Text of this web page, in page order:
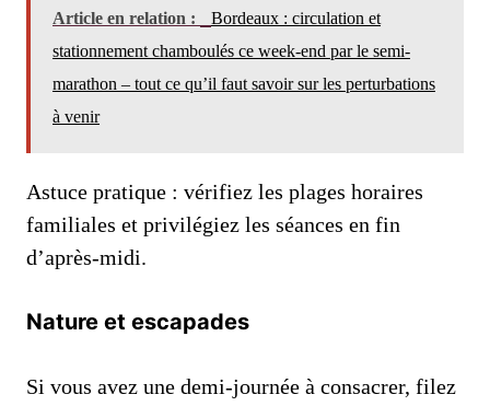
Article en relation :
Bordeaux : circulation et
stationnement chamboulés ce week-end par le semi-
marathon – tout ce qu’il faut savoir sur les perturbations
à venir
Astuce pratique : vérifiez les plages horaires
familiales et privilégiez les séances en fin
d’après‑midi.
Nature et escapades
Si vous avez une demi‑journée à consacrer, filez